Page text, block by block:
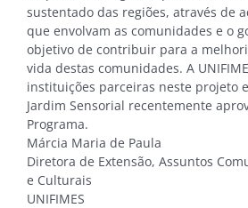
sustentado das regiões, através de
que envolvam as comunidades e o
objetivo de contribuir para a
vida destas comunidades. A
instituições parceiras neste projeto
Jardim Sensorial recentemente
Programa.
Márcia Maria de Paula
Diretora de Extensão, Assuntos
e Culturais
UNIFIMES